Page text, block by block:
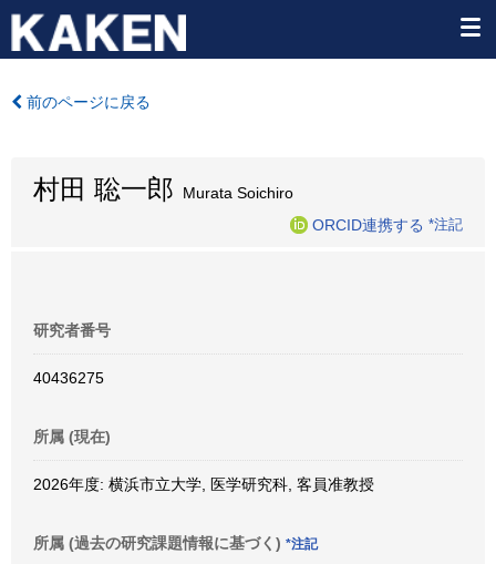
前のページに戻る
村田 聡一郎 Murata Soichiro
ORCID連携する *注記
研究者番号
40436275
所属 (現在)
2026年度: 横浜市立大学, 医学研究科, 客員准教授
所属 (過去の研究課題情報に基づく) *注記